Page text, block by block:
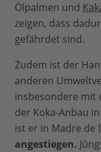
Ölpalmen und
zeigen, dass
gefährdet sind.
Zudem ist der
anderen
insbesondere mit
der Koka-Anbau
ist er in Madre de
angestiegen.